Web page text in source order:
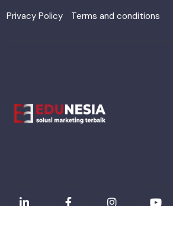
Privacy Policy
Terms and conditions